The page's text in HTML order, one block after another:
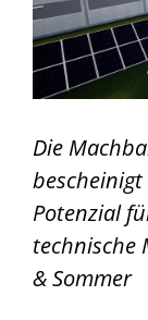
Kontakt
Die
Potenzial
technische
& Sommer